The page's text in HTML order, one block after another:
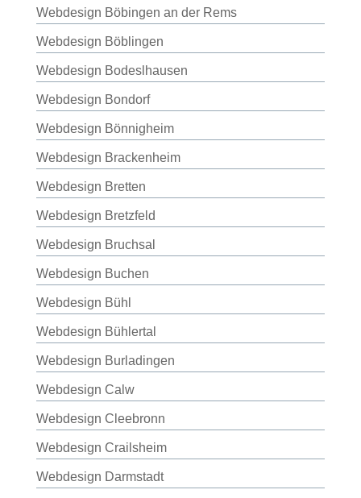
Webdesign Böbingen an der Rems
Webdesign Böblingen
Webdesign Bodeslhausen
Webdesign Bondorf
Webdesign Bönnigheim
Webdesign Brackenheim
Webdesign Bretten
Webdesign Bretzfeld
Webdesign Bruchsal
Webdesign Buchen
Webdesign Bühl
Webdesign Bühlertal
Webdesign Burladingen
Webdesign Calw
Webdesign Cleebronn
Webdesign Crailsheim
Webdesign Darmstadt